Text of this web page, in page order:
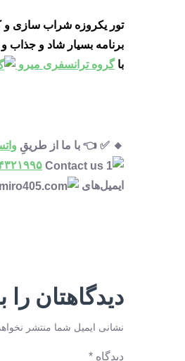
تور یکروزه شراب سازی و
برنامه بسیار شاد و جذاب
باگروه ترانسفری میرو
🔸 ✅ 👈 با ما از طریقِ
ایمیل‌های
دیدگاهتان را
نشانی ایمیل شما منتشر
دیدگاه *